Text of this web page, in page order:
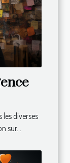
les diverses
sur...